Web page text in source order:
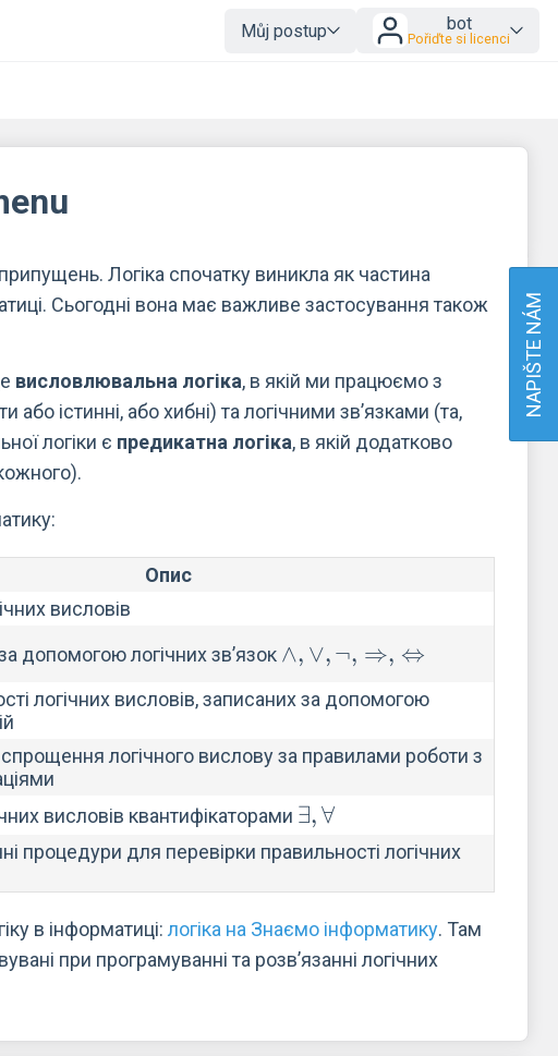
Můj postup bot
Pořiďte si licenci
Логіка спочатку виникла як частина
Сьогодні вона має важливе застосування також
висловлювальна логіка, в якій ми працюємо з
істинні, або хибні) та логічними зв’язками (та,
логіки є предикатна логіка, в якій додатково
Опис
висловів
допомогою логічних зв’язок \wedge, \vee,
\Rightarrow,
∧, ∨,¬, ⇒, ⇔
логічних висловів, записаних за допомогою
логічного вислову за правилами роботи з
висловів квантифікаторами \exists,
\forall
∃,∀
процедури для перевірки правильності логічних
в інформатиці: логіка на Знаємо інформатику. Там
при програмуванні та розв’язанні логічних
NAPIŠTE NÁM